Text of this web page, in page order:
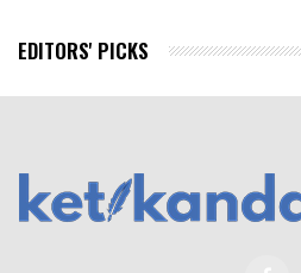
EDITORS' PICKS